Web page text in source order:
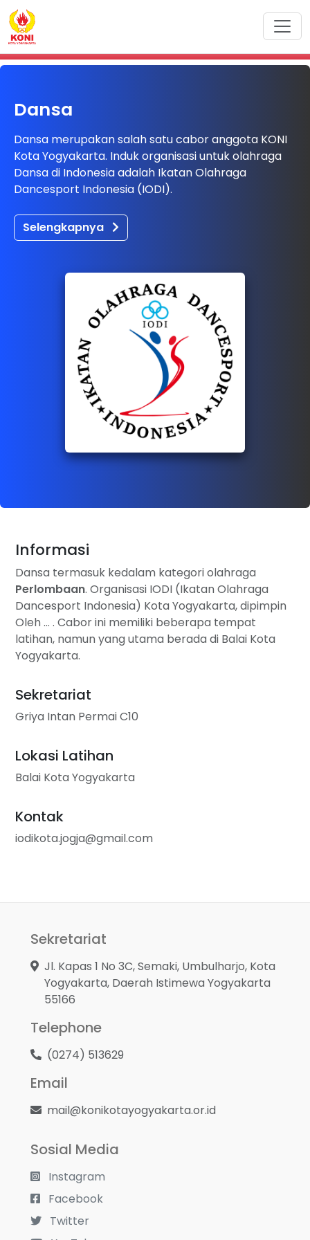
Dansa
Dansa merupakan salah satu cabor anggota KONI
Kota Yogyakarta. Induk organisasi untuk olahraga
Dansa di Indonesia adalah Ikatan Olahraga
Dancesport Indonesia (IODI).
Selengkapnya
Informasi
Dansa termasuk kedalam kategori olahraga
Perlombaan. Organisasi IODI (Ikatan Olahraga
Dancesport Indonesia) Kota Yogyakarta, dipimpin
Oleh ... . Cabor ini memiliki beberapa tempat
latihan, namun yang utama berada di Balai Kota
Yogyakarta.
Sekretariat
Griya Intan Permai C10
Lokasi Latihan
Balai Kota Yogyakarta
Kontak
iodikota.jogja@gmail.com
Sekretariat
Jl. Kapas 1 No 3C, Semaki, Umbulharjo, Kota
Yogyakarta, Daerah Istimewa Yogyakarta
55166
Telephone
(0274) 513629
Email
mail@konikotayogyakarta.or.id
Sosial Media
Instagram
Facebook
Twitter